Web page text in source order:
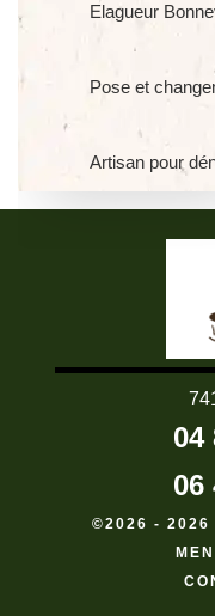
Elagueur
Pose et
Artisan pour
04
06
©2026 - 2026